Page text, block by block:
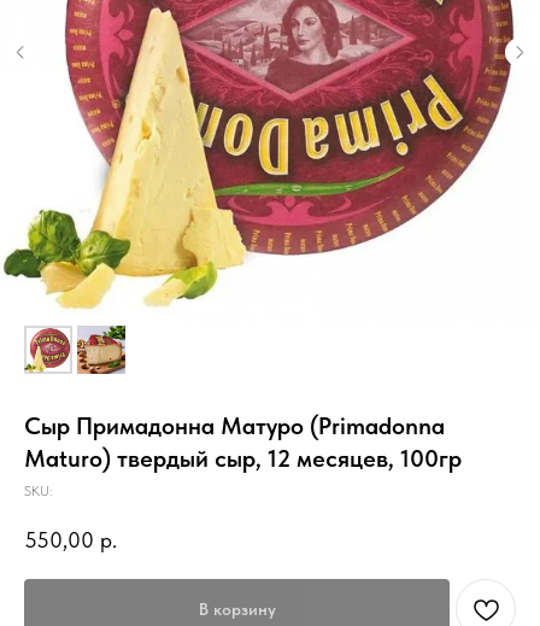
Сыр Примадонна Матуро (Primadonna
Maturo) твердый сыр, 12 месяцев, 100гр
SKU:
550,00 р.
В корзину